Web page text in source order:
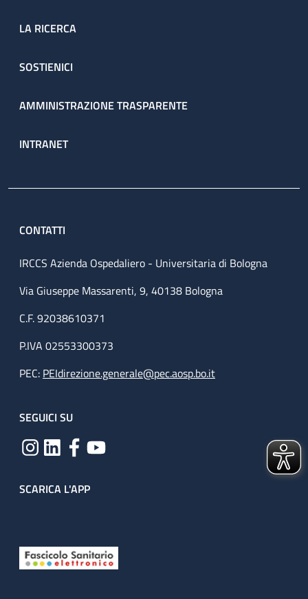
LA RICERCA
SOSTIENICI
AMMINISTRAZIONE TRASPARENTE
INTRANET
CONTATTI
IRCCS Azienda Ospedaliero - Universitaria di Bologna
Via Giuseppe Massarenti, 9, 40138 Bologna
C.F. 92038610371
P.IVA 02553300373
PEC: PEIdirezione.generale@pec.aosp.bo.it
SEGUICI SU
SCARICA L'APP